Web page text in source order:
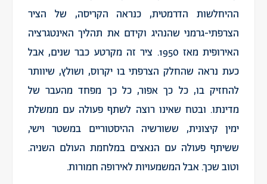
ההיחלשות הדרמטית, כנראה הקריסה, של הציר
הצרפתי-גרמני שהנהיג וקידם את תהליך האינטגרציה
האירופית מאז 1950. ציר זה מקרטע כבר שנים, אבל
כעת נראה שהחלק הצרפתי בו יקרוס, ושולץ, שיוותר
להחזיק בו, כל כך אפור, כל כך מפחד מהעבר של
מדינתו. ובטח שאינו רוצה לשתף פעולה עם ממשלת
ימין קיצונית, ששורשיה ההיסטוריים במשטר וישי,
ששיתף פעולה עם הנאצים במלחמת העולם השניה.
וטוב שכך. אבל המשמעויות לאירופה חמורות.